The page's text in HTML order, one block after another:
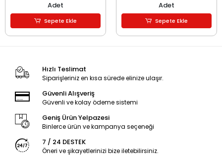
Adet
Sepete Ekle
Adet
Sepete Ekle
Hızlı Teslimat
Siparişleriniz en kısa sürede elinize ulaşır.
Güvenli Alışveriş
Güvenli ve kolay ödeme sistemi
Geniş Ürün Yelpazesi
Binlerce ürün ve kampanya seçeneği
7 / 24 DESTEK
Öneri ve şikayetlerinizi bize iletebilirsiniz.